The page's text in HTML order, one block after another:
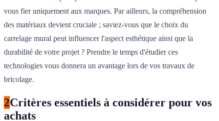
vous fier uniquement aux marques. Par ailleurs, la compréhension
des matériaux devient cruciale ; saviez-vous que le choix du
carrelage mural peut influencer l'aspect esthétique ainsi que la
durabilité de votre projet ? Prendre le temps d'étudier ces
technologies vous donnera un avantage lors de vos travaux de
bricolage.
2Critères essentiels à considérer pour vos
achats